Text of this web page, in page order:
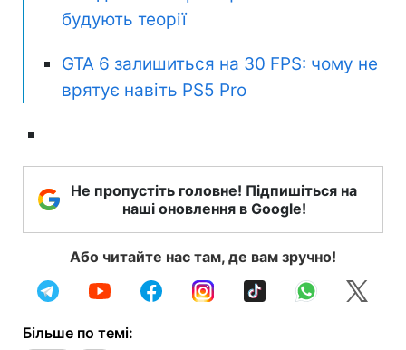
будують теорії
GTA 6 залишиться на 30 FPS: чому не
врятує навіть PS5 Pro
Не пропустіть головне! Підпишіться на
наші оновлення в Google!
Або читайте нас там, де вам зручно!
Більше по темі: